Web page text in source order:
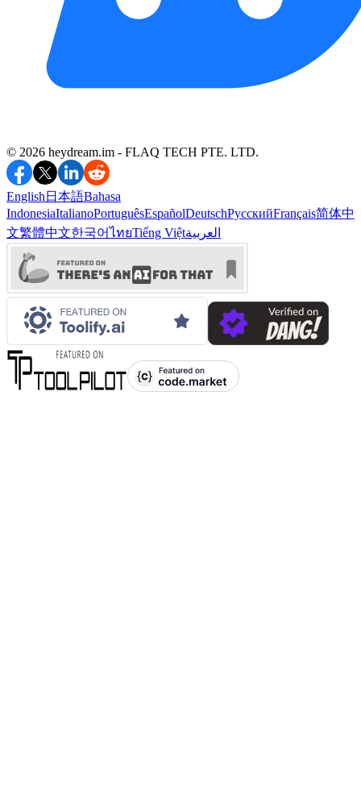
©️ 2026 heydream.im - FLAQ TECH PTE. LTD.
English 日本語Bahasa
IndonesiaItalianoPortuguêsEspañolDeutschРусскийFrançais简体中
文繁體中文한국어ไทยTiếng Việtالعربية